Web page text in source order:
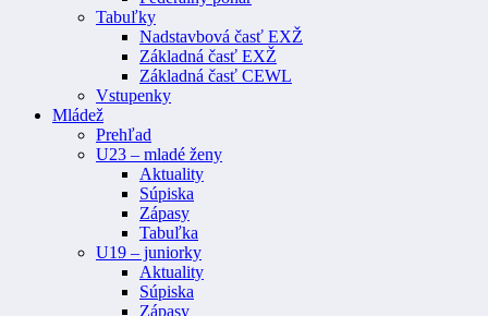
Tabuľky
Nadstavbová časť EXŽ
Základná časť EXŽ
Základná časť CEWL
Vstupenky
Mládež
Prehľad
U23 – mladé ženy
Aktuality
Súpiska
Zápasy
Tabuľka
U19 – juniorky
Aktuality
Súpiska
Zápasy